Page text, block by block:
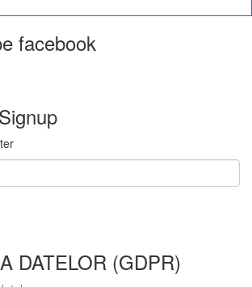
facebook
DATELOR (GDPR)